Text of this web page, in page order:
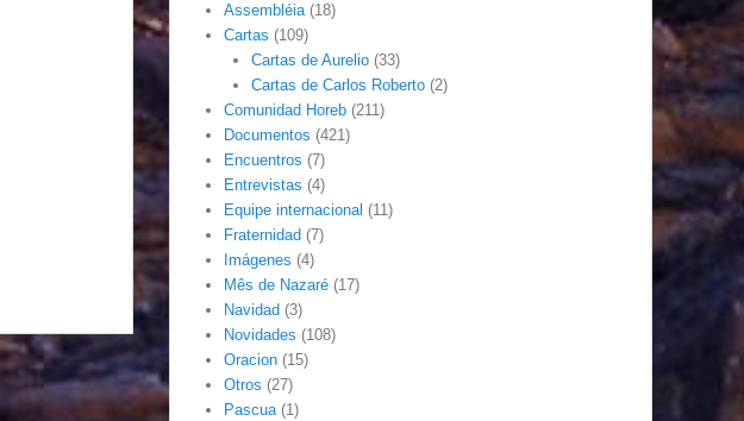
Assembléia(18)
Cartas (109)
Cartas de Aurelio(33)
Cartas de Carlos Roberto(2)
Comunidad Horeb (211)
Documentos (421)
Encuentros (7)
Entrevistas (4)
Equipe internacional (11)
Fraternidad (7)
Imágenes (4)
Mês de Nazaré (17)
Navidad (3)
Novidades (108)
Oracion (15)
Otros (27)
Pascua(1)